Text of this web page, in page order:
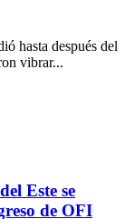
hasta después del
vibrar...
Este se
de OFI